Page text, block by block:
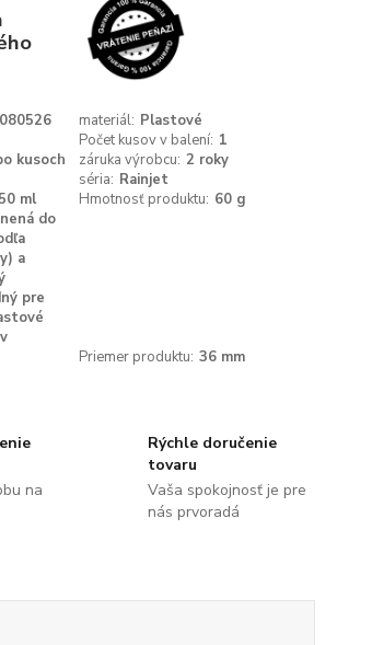
materiál: Plastové
Počet kusov v balení: 1
kusoch záruka výrobcu: 2 roky
séria: Rainjet
ml
do
a
pre
Hmotnosť produktu: 60 g
Priemer produktu: 36 mm
na
Rýchle doručenie
tovaru
Vaša spokojnosť je pre
nás prvoradá